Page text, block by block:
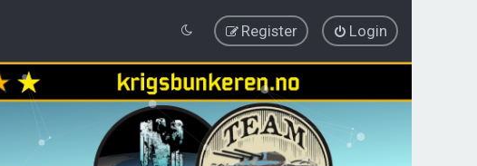
Login
Register